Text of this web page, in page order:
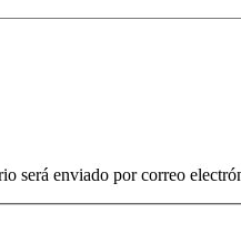
será enviado por correo